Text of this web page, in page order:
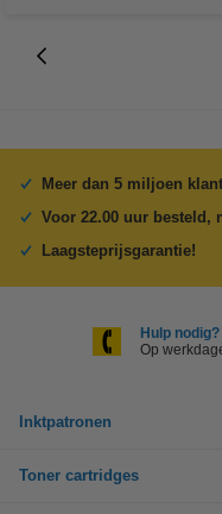
Meer dan 5 miljoen
Voor 22.00 uur besteld,
Laagsteprijsgarantie!
Hulp
Op
Inktpatronen
Toner cartridges